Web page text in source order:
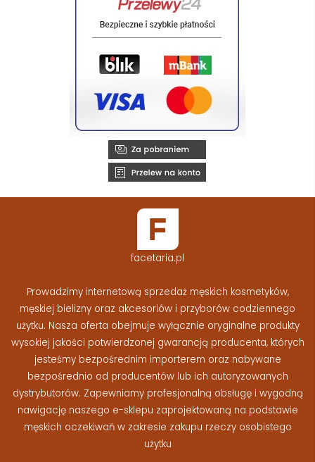
facetaria.pl
Prowadzimy internetową sprzedaż męskich kosmetyków,
męskiej bielizny oraz akcesoriów i przyborów codziennego
użytku. Nasza oferta obejmuje wyłącznie oryginalne produkty
wysokiej jakości potwierdzonej gwarancją producenta, których
jesteśmy bezpośrednim importerem oraz nabywane
bezpośrednio od producentów lub ich autoryzowanych
dystrybutorów. Zapewniamy profesjonalną obsługę i wygodną
nawigację naszego e-sklepu zaprojektowaną na podstawie
męskich oczekiwań w zakresie zakupu rzeczy osobistego
użytku